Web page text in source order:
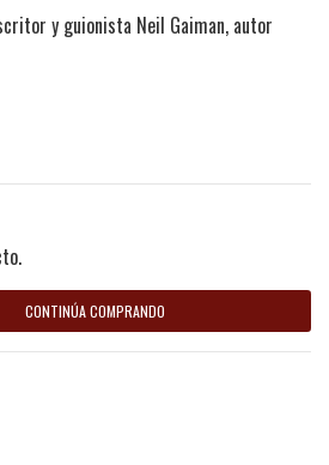
y guionista Neil Gaiman, autor
CONTINÚA COMPRANDO